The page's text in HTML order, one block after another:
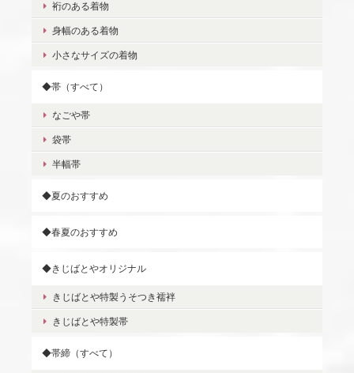
裄のある着物
身幅のある着物
小さなサイズの着物
◆帯（すべて）
なごや帯
袋帯
半幅帯
◆夏のおすすめ
◆春夏のおすすめ
◆きじばとやオリジナル
きじばとや特製うそつき襦袢
きじばとや特製帯
◆帯締（すべて）